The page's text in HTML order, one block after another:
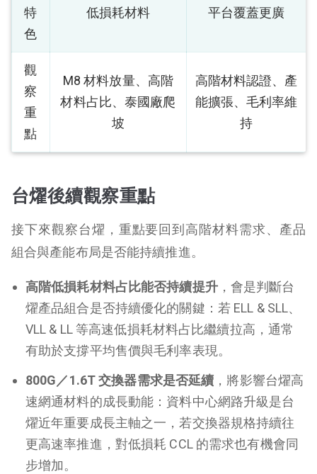
特
色
低損耗材料
平台覆蓋更廣
觀
察
重
點
M8 材料放量、高階
材料占比、泰國廠爬
坡
高階材料認證、產
能擴張、毛利率維
持
台燿後續觀察重點
接下來觀察台燿，重點要回到高階材料需求、產品
組合與產能布局是否能持續推進。
高階低損耗材料占比能否持續提升，會是判斷台
燿產品組合是否持續優化的關鍵：若 ELL & SLL、
VLL & LL 等高速低損耗材料占比繼續拉高，通常
有助於支撐平均售價與毛利率表現。
800G／1.6T 交換器需求是否延續 ，將影響台燿高
速網通材料的成長動能：資料中心網路升級是台
燿近年重要成長主軸之一，若交換器規格持續往
更高速率推進，對低損耗 CCL 的需求也有機會同
步增加。